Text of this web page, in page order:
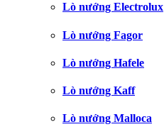
Lò nướng Electrolux
Lò nướng Fagor
Lò nướng Hafele
Lò nướng Kaff
Lò nướng Malloca